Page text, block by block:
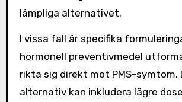
lämpliga alternativet.
I vissa fall är specifika
hormonell preventivmedel
rikta sig direkt mot PMS-symtom.
alternativ kan inkludera lägre